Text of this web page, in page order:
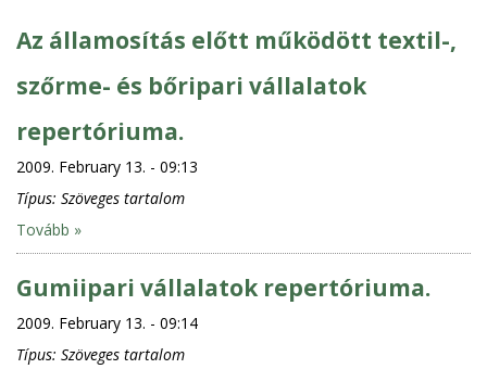
Az államosítás előtt működött textil-,
szőrme- és bőripari vállalatok
repertóriuma.
2009. February 13. - 09:13
Típus: Szöveges tartalom
Tovább »
Gumiipari vállalatok repertóriuma.
2009. February 13. - 09:14
Típus: Szöveges tartalom